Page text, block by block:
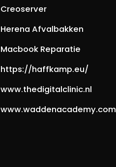
Creoserver
Herena Afvalbakken
Macbook Reparatie
https://haffkamp.eu/
www.thedigitalclinic.nl
www.waddenacademy.com